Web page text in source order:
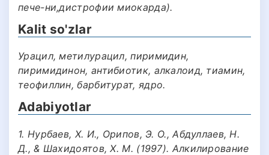
пече-ни,дистрофии миокарда).
Kalit so'zlar
Урацил, метилурацил, пиримидин,
пиримидинон, антибиотик, алкалоид, тиамин,
теофиллин, барбитурат, ядро.
Adabiyotlar
1. Нурбаев, Х. И., Орипов, Э. О., Абдуллаев, Н.
Д., & Шахидоятов, Х. М. (1997). Алкилирование